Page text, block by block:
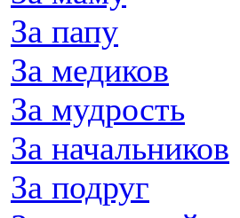
За папу
За медиков
За мудрость
За начальников
За подруг